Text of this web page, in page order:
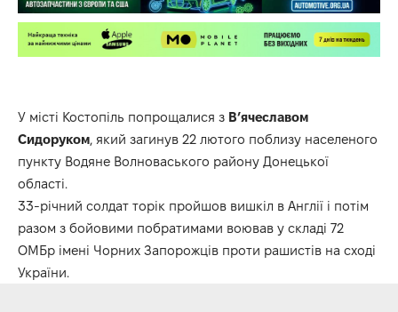
У місті Костопіль попрощалися з В’ячеславом
Сидоруком, який загинув 22 лютого поблизу населеного
пункту Водяне Волноваського району Донецької
області.
33-річний солдат торік пройшов вишкіл в Англії і потім
разом з бойовими побратимами воював у складі 72
ОМБр імені Чорних Запорожців проти рашистів на сході
України.